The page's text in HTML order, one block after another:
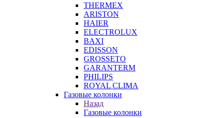
THERMEX
ARISTON
HAIER
ELECTROLUX
BAXI
EDISSON
GROSSETO
GARANTERM
PHILIPS
ROYAL CLIMA
Газовые колонки
Назад
Газовые колонки